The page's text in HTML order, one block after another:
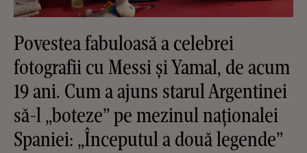
Povestea fabuloasă a celebrei
fotografii cu Messi și Yamal, de acum
19 ani. Cum a ajuns starul Argentinei
să-l „boteze” pe mezinul naționalei
Spaniei: „Începutul a două legende”